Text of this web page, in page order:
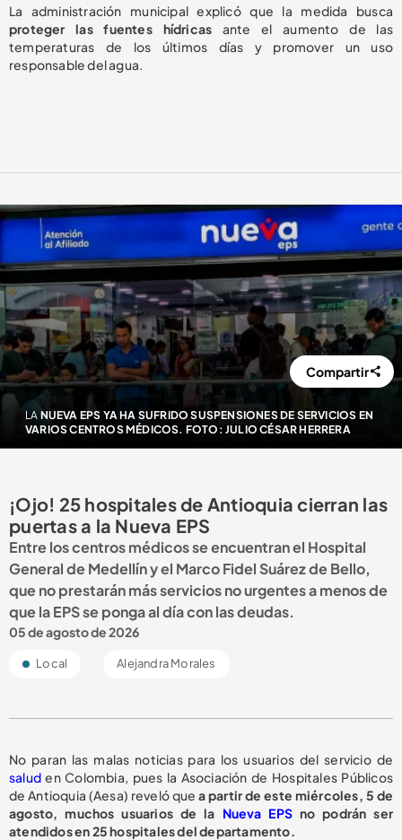
La administración municipal explicó que la medida busca
proteger las fuentes hídricas ante el aumento de las
temperaturas de los últimos días y promover un uso
responsable del agua.
LA NUEVA EPS YA HA SUFRIDO SUSPENSIONES DE SERVICIOS EN
VARIOS CENTROS MÉDICOS. FOTO: JULIO CÉSAR HERRERA
Compartir
¡Ojo! 25 hospitales de Antioquia cierran las
puertas a la Nueva EPS
Entre los centros médicos se encuentran el Hospital
General de Medellín y el Marco Fidel Suárez de Bello,
que no prestarán más servicios no urgentes a menos de
que la EPS se ponga al día con las deudas.
05 de agosto de 2026
Local Alejandra Morales
No paran las malas noticias para los usuarios del servicio de
salud en Colombia, pues la Asociación de Hospitales Públicos
de Antioquia (Aesa) reveló quea partir de este miércoles, 5 de
agosto, muchos usuarios de la Nueva EPS no podrán ser
atendidos en 25 hospitales del departamento.